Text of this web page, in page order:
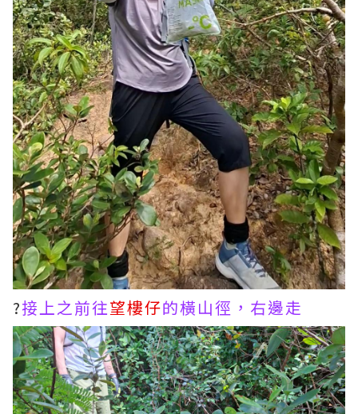
?接上之前往望樓仔的橫山徑，右邊走